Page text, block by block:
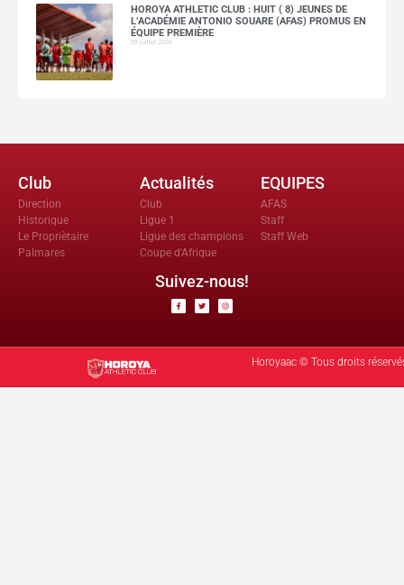
HOROYA ATHLETIC CLUB : HUIT ( 8) JEUNES DE
L’ACADÉMIE ANTONIO SOUARE (AFAS) PROMUS EN
ÉQUIPE PREMIÈRE
29 juillet 2026
Club
Direction
Historique
Le Propriètaire
Palmares
Actualités
Club
Ligue 1
Ligue des champions
Coupe d'Afrique
EQUIPES
AFAS
Staff
Staff Web
Suivez-nous!
Horoyaac © Tous droits